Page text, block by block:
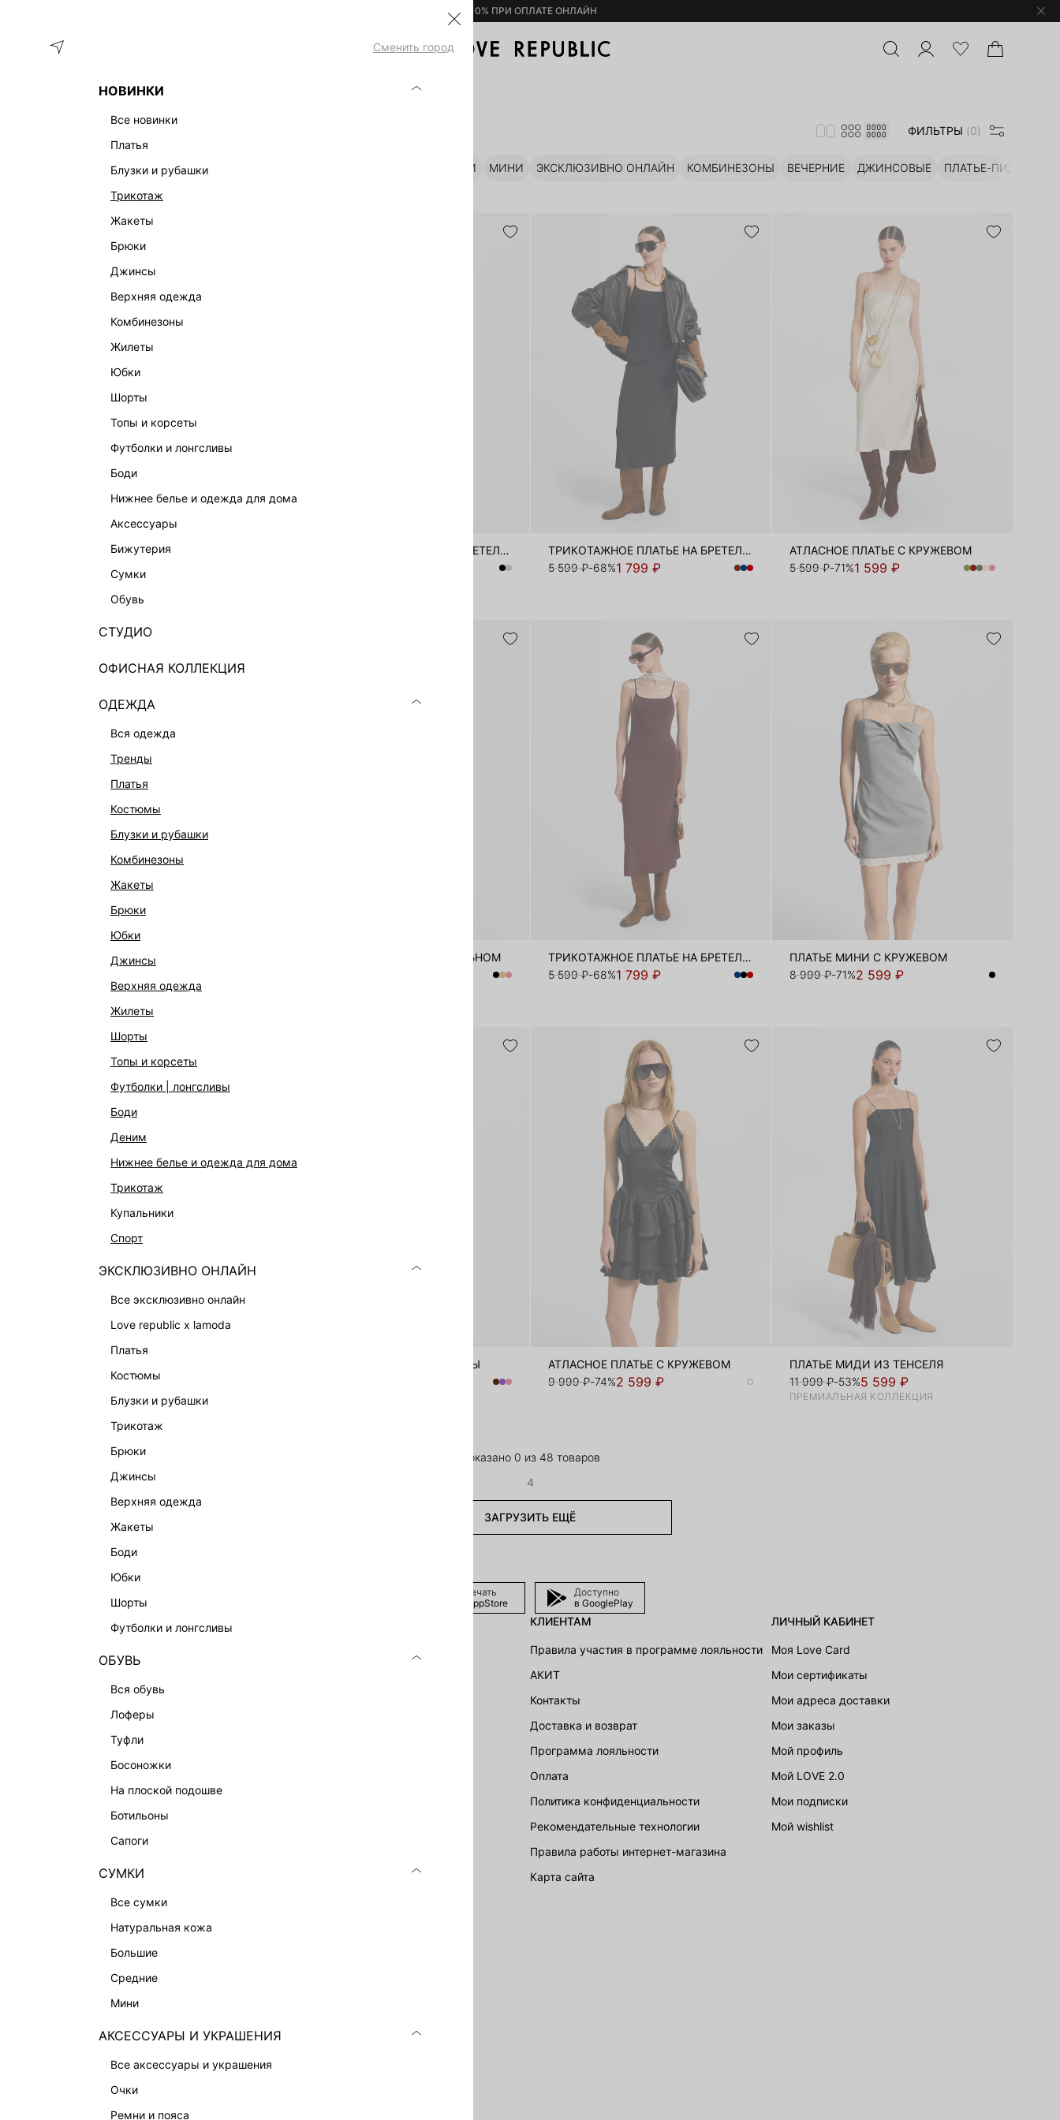
– 10% ПРИ ОПЛАТЕ ОНЛАЙН
Сменить город
НОВИНКИ
все новинки
платья
блузки и рубашки
трикотаж
жакеты
брюки
джинсы
верхняя одежда
комбинезоны
жилеты
юбки
шорты
топы и корсеты
футболки и лонгсливы
боди
нижнее белье и одежда для дома
аксессуары
бижутерия
сумки
обувь
СТУДИО
ОФИСНАЯ КОЛЛЕКЦИЯ
ОДЕЖДА
вся одежда
тренды
платья
костюмы
блузки и рубашки
комбинезоны
жакеты
брюки
юбки
джинсы
верхняя одежда
жилеты
шорты
топы и корсеты
футболки | лонгсливы
боди
деним
нижнее белье и одежда для дома
трикотаж
купальники
спорт
ЭКСКЛЮЗИВНО ОНЛАЙН
все эксклюзивно онлайн
love republic x lamoda
платья
костюмы
блузки и рубашки
трикотаж
брюки
джинсы
верхняя одежда
жакеты
боди
юбки
шорты
футболки и лонгсливы
ОБУВЬ
вся обувь
лоферы
туфли
босоножки
на плоской подошве
ботильоны
сапоги
СУМКИ
все сумки
натуральная кожа
большие
средние
мини
АКСЕССУАРЫ И УКРАШЕНИЯ
все аксессуары и украшения
очки
ремни и пояса
ОДЕЖДА
ФИЛЬТРЫ (0)
КОМБИНАЦИЯ И САРАФАНЫ МИДИ МИНИ ЭКСКЛЮЗИВНО ОНЛАЙН КОМБИНЕЗОНЫ ВЕЧЕРНИЕ ДЖИНСОВЫЕ ПЛАТЬЕ-ПИДЖАК
ПЛАТЬЕ ИЗО ЛЬНА И ВИСКОЗЫ
-50%
НАТУРАЛЬНЫЙ ЛЕН
ТРИКОТАЖНОЕ ПЛАТЬЕ НА БРЕТЕЛЯХ
ТРИКОТАЖНОЕ ПЛАТЬЕ НА БРЕТЕЛЯХ
5 599 ₽-68%1 799 ₽
АТЛАСНОЕ ПЛАТЬЕ С КРУЖЕВОМ
5 599 ₽-71%1 599 ₽
АТЛАСНОЕ ПЛАТЬЕ С КРУЖЕВОМ
ТРИКОТАЖНОЕ ПЛАТЬЕ СО ЛЬНОМ
ТРИКОТАЖНОЕ ПЛАТЬЕ НА БРЕТЕЛЯХ
5 599 ₽-68%1 799 ₽
ПЛАТЬЕ МИНИ С КРУЖЕВОМ
8 999 ₽-71%2 599 ₽
-73%1 599 ₽
ЭКСКЛЮЗИВНО ОНЛАЙН
ПЛАТЬЕ ИЗО ЛЬНА И ВИСКОЗЫ
АТЛАСНОЕ ПЛАТЬЕ С КРУЖЕВОМ
9 999 ₽-74%2 599 ₽
ПЛАТЬЕ МИДИ ИЗ ТЕНСЕЛЯ
11 999 ₽-53%5 599 ₽
ПРЕМИАЛЬНАЯ КОЛЛЕКЦИЯ
Показано 0 из 48 товаров
4
ЗАГРУЗИТЬ ЕЩЁ
Скачать
в AppStore
Доступно
в GooglePlay
ОФИСНАЯ КОЛЛЕКЦИЯ
ЭКСКЛЮЗИВНО ОНЛАЙН
ПОДАРОЧНЫЕ СЕРТИФИКАТЫ
БАЛЬЗАМЫ-ТИНТЫ
ЛИМИТИРОВАННЫЕ КОЛЛЕКЦИИ
КАПСУЛЬНЫЙ ГАРДЕРОБ
БОХО-ШИК
КЛИЕНТАМ
Правила участия в программе лояльности
АКИТ
Контакты
Доставка и возврат
Программа лояльности
Оплата
Политика конфиденциальности
Рекомендательные технологии
Правила работы интернет-магазина
карта сайта
ЛИЧНЫЙ КАБИНЕТ
Моя Love Card
Мои сертификаты
Мои адреса доставки
Мои заказы
Мой профиль
Мой LOVE 2.0
Мои подписки
Мой wishlist